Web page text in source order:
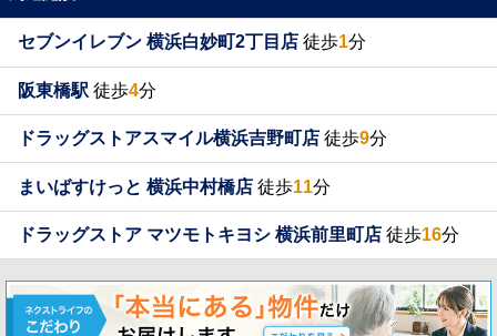
セブンイレブン 横浜白妙町2丁目店 徒歩1分
阪東橋駅 徒歩4分
ドラッグストアスマイル横浜吉野町店 徒歩9分
まいばすけっと 横浜中村橋店 徒歩11分
ドラッグストア マツモトキヨシ 横浜前里町店 徒歩16分